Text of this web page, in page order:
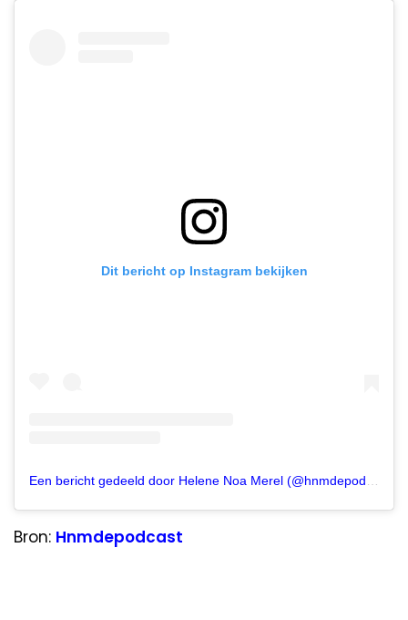
Dit bericht op Instagram bekijken
Een bericht gedeeld door Helene Noa Merel (@hnmdepodcast)
Bron: Hnmdepodcast